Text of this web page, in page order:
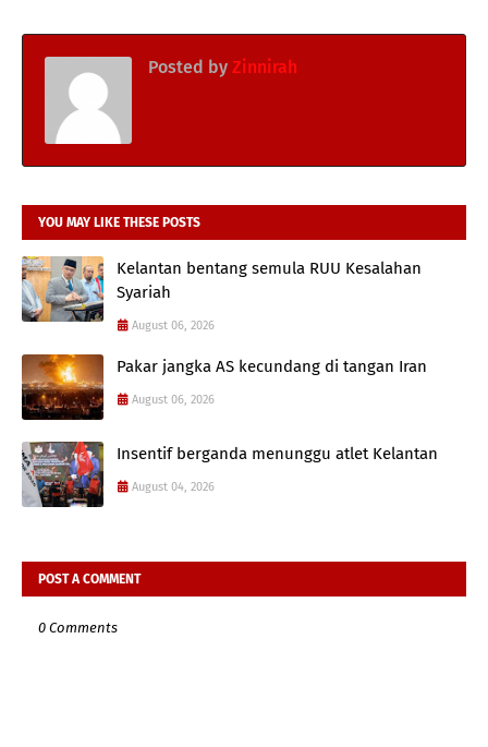
Posted by Zinnirah
YOU MAY LIKE THESE POSTS
Kelantan bentang semula RUU Kesalahan
Syariah
August 06, 2026
Pakar jangka AS kecundang di tangan Iran
August 06, 2026
Insentif berganda menunggu atlet Kelantan
August 04, 2026
POST A COMMENT
0 Comments